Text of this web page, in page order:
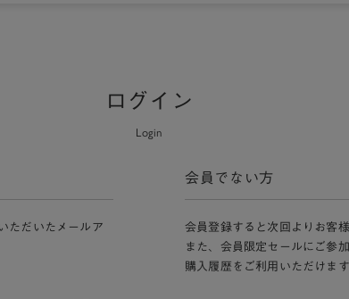
ログイン
Login
ただいたメールア
会員でない方
会員登録すると次回よりお客
また、会員限定セールにご参
購入履歴をご利用いただけま